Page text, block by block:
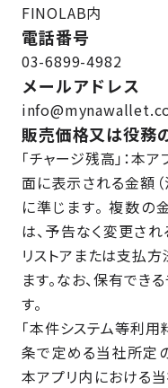
FINOLAB内
電話番号
03-6899-4982
メールアドレス
販売価格又は役務
「チャージ残高」：本
面に表示される金額
に準じます。 複数の
は、予告なく変更さ
リストアまたは支払
ます。なお、保有で
す。
「本件システム等利用
条で定める当社所定
本アプリ内における